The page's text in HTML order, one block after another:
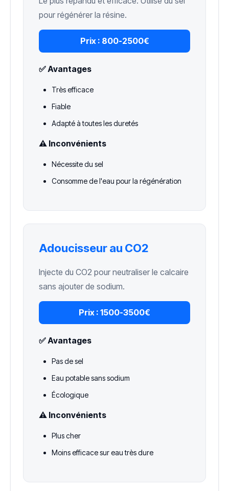
pour régénérer la résine.
Prix : 800-2500€
✅ Avantages
Très efficace
Fiable
Adapté à toutes les duretés
⚠️ Inconvénients
Nécessite du sel
Consomme de l'eau pour la régénération
Adoucisseur au CO2
Injecte du CO2 pour neutraliser le calcaire
sans ajouter de sodium.
Prix : 1500-3500€
✅ Avantages
Pas de sel
Eau potable sans sodium
Écologique
⚠️ Inconvénients
Plus cher
Moins efficace sur eau très dure